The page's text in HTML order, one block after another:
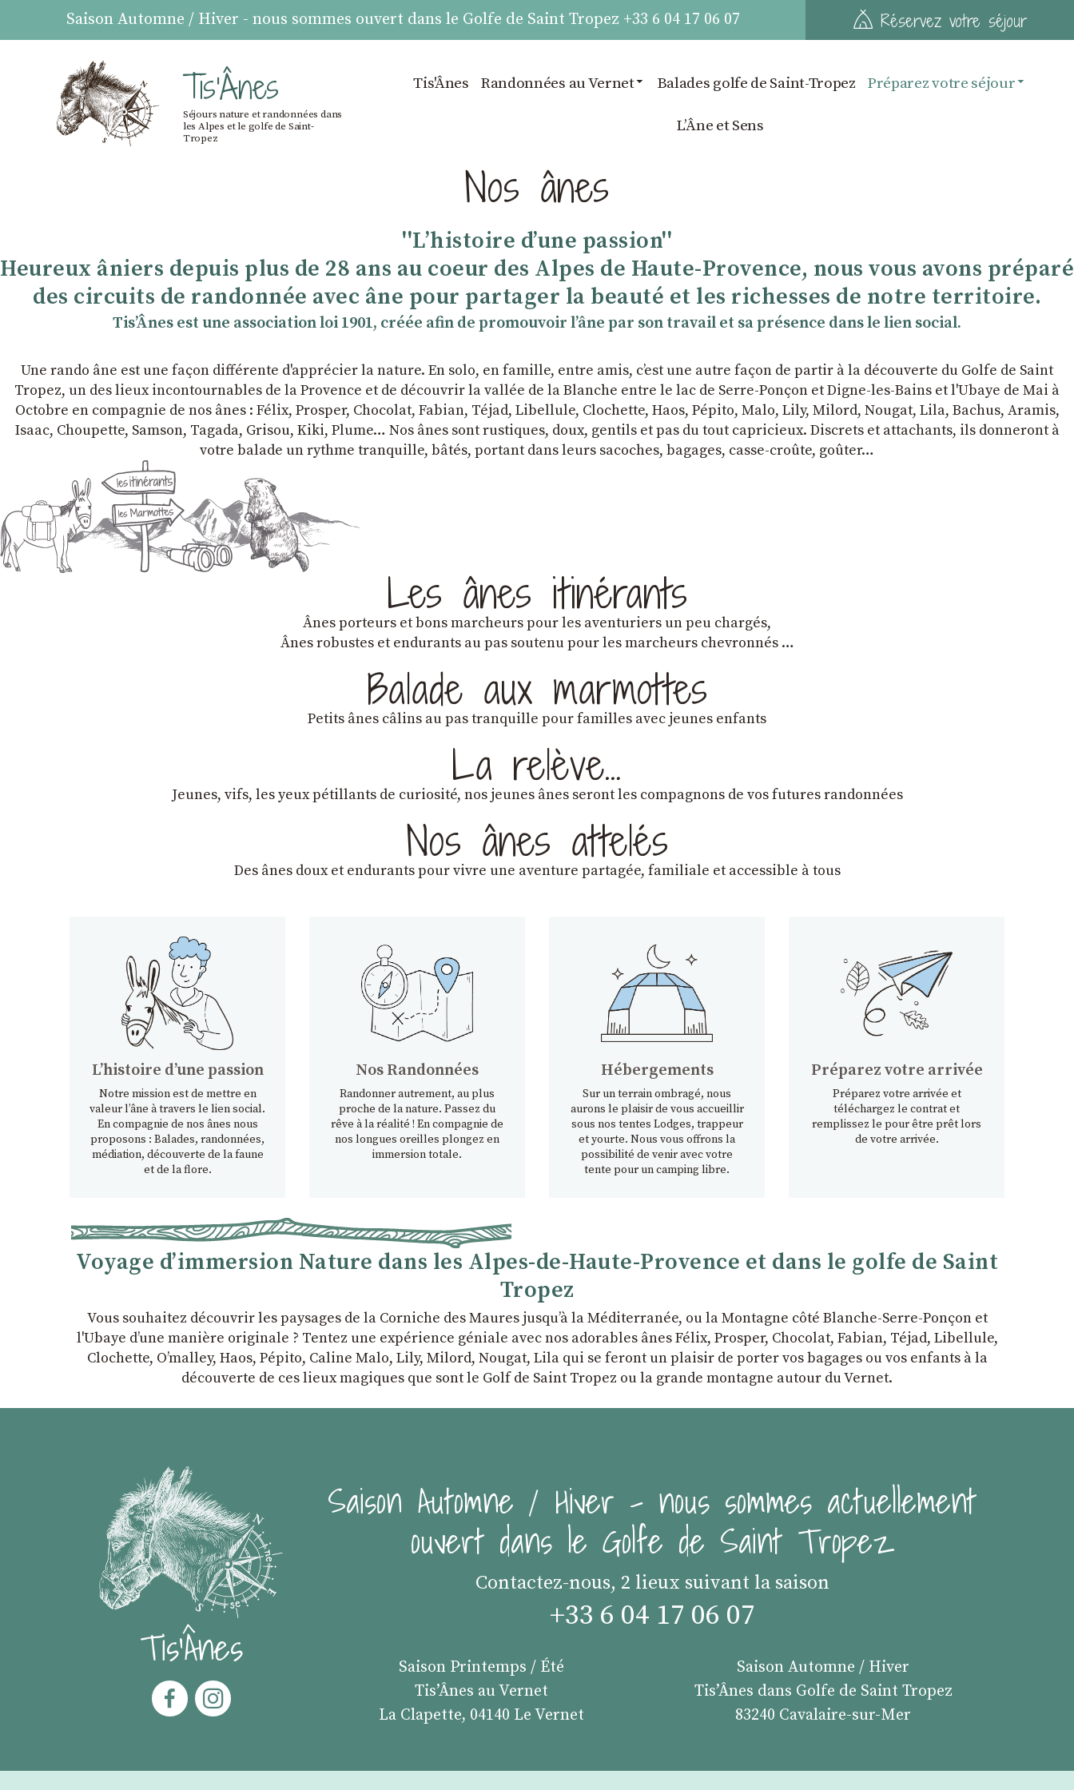
Saison Automne / Hiver - nous sommes ouvert dans le Golfe de Saint Tropez +33 6 04 17 06 07 Réservez votre séjour
Tis'Ânes
Séjours nature et randonnées dans
les Alpes et le golfe de Saint-
Tropez
Tis'Ânes Randonnées au Vernet Balades golfe de Saint-Tropez Préparez votre séjour
LʼÂne et Sens
Nos ânes
''Lʼhistoire dʼune passion''
Heureux âniers depuis plus de 28 ans au coeur des Alpes de Haute-Provence, nous vous avons préparé
des circuits de randonnée avec âne pour partager la beauté et les richesses de notre territoire.
TisʼÂnes est une association loi 1901, créée afin de promouvoir lʼâne par son travail et sa présence dans le lien social.
Une rando âne est une façon différente d'apprécier la nature. En solo, en famille, entre amis, cʼest une autre façon de partir à la découverte du Golfe de Saint
Tropez, un des lieux incontournables de la Provence et de découvrir la vallée de la Blanche entre le lac de Serre-Ponçon et Digne-les-Bains et l'Ubaye de Mai à
Octobre en compagnie de nos ânes : Félix, Prosper, Chocolat, Fabian, Téjad, Libellule, Clochette, Haos, Pépito, Malo, Lily, Milord, Nougat, Lila, Bachus, Aramis,
Isaac, Choupette, Samson, Tagada, Grisou, Kiki, Plume… Nos ânes sont rustiques, doux, gentils et pas du tout capricieux. Discrets et attachants, ils donneront à
votre balade un rythme tranquille, bâtés, portant dans leurs sacoches, bagages, casse-croûte, goûter…
Les ânes itinérants
Ânes porteurs et bons marcheurs pour les aventuriers un peu chargés,
Ânes robustes et endurants au pas soutenu pour les marcheurs chevronnés …
Balade aux marmottes
Petits ânes câlins au pas tranquille pour familles avec jeunes enfants
La relève…
Jeunes, vifs, les yeux pétillants de curiosité, nos jeunes ânes seront les compagnons de vos futures randonnées
Nos ânes attelés
Des ânes doux et endurantspour vivre une aventure partagée, familiale et accessible à tous
Lʼhistoire dʼune passion
Notre mission est de mettre en
valeur l’âne à travers le lien social.
En compagnie de nos ânes nous
proposons : Balades, randonnées,
médiation, découverte de la faune
et de la flore.
Nos Randonnées
Randonner autrement, au plus
proche de la nature. Passez du
rêve à la réalité ! En compagnie de
nos longues oreilles plongez en
immersion totale.
Hébergements
Sur un terrain ombragé, nous
aurons le plaisir de vous accueillir
sous nos tentes Lodges, trappeur
et yourte. Nous vous offrons la
possibilité de venir avec votre
tente pour un camping libre.
Préparez votre arrivée
Préparez votre arrivée et
téléchargez le contrat et
remplissez le pour être prêt lors
de votre arrivée.
Voyage d’immersion Nature dans les Alpes-de-Haute-Provence et dans le golfe de Saint
Tropez
Vous souhaitez découvrir les paysages de la Corniche des Maures jusqu’à la Méditerranée, ou la Montagne côté Blanche-Serre-Ponçon et
l'Ubaye dʼune manière originale ? Tentez une expérience géniale avec nos adorables ânes Félix, Prosper, Chocolat, Fabian, Téjad, Libellule,
Clochette, Oʼmalley, Haos, Pépito, Caline Malo, Lily, Milord, Nougat, Lila qui se feront un plaisir de porter vos bagages ou vos enfants à la
découverte de ces lieux magiques que sont le Golf de Saint Tropez ou la grande montagne autour du Vernet.
Tis'Ânes
Saison Automne / Hiver - nous sommes actuellement
ouvert dans le Golfe de Saint Tropez
Contactez-nous, 2 lieux suivant la saison
+33 6 04 17 06 07
Saison Printemps / Été
Tis’Ânes au Vernet
La Clapette, 04140 Le Vernet
Saison Automne / Hiver
Tis’Ânes dans Golfe de Saint Tropez
83240 Cavalaire-sur-Mer